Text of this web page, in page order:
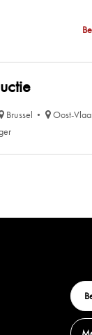
Brussel
Oost-